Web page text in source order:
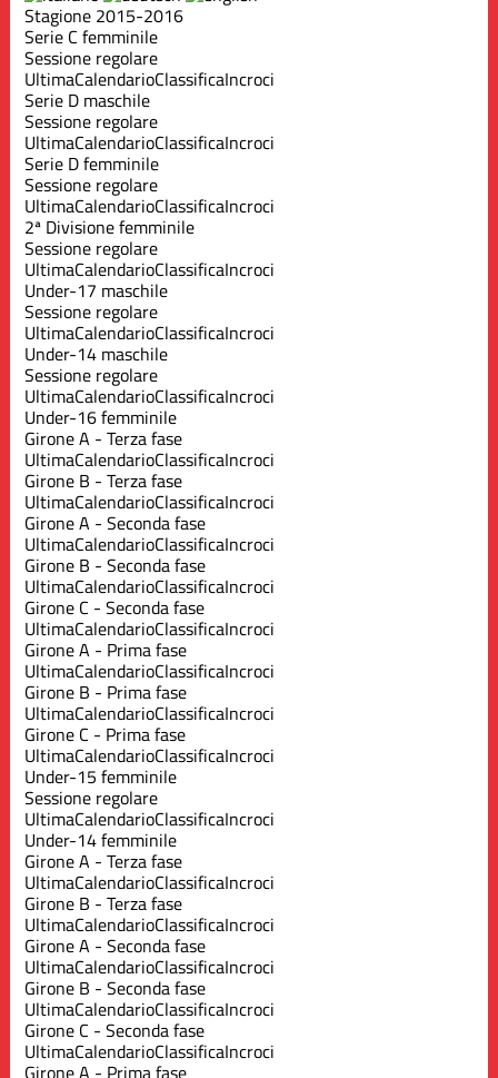
Stagione 2015-2016
Serie C femminile
Sessione regolare
UltimaCalendarioClassificaIncroci
Serie D maschile
Sessione regolare
UltimaCalendarioClassificaIncroci
Serie D femminile
Sessione regolare
UltimaCalendarioClassificaIncroci
2ª Divisione femminile
Sessione regolare
UltimaCalendarioClassificaIncroci
Under-17 maschile
Sessione regolare
UltimaCalendarioClassificaIncroci
Under-14 maschile
Sessione regolare
UltimaCalendarioClassificaIncroci
Under-16 femminile
Girone A - Terza fase
UltimaCalendarioClassificaIncroci
Girone B - Terza fase
UltimaCalendarioClassificaIncroci
Girone A - Seconda fase
UltimaCalendarioClassificaIncroci
Girone B - Seconda fase
UltimaCalendarioClassificaIncroci
Girone C - Seconda fase
UltimaCalendarioClassificaIncroci
Girone A - Prima fase
UltimaCalendarioClassificaIncroci
Girone B - Prima fase
UltimaCalendarioClassificaIncroci
Girone C - Prima fase
UltimaCalendarioClassificaIncroci
Under-15 femminile
Sessione regolare
UltimaCalendarioClassificaIncroci
Under-14 femminile
Girone A - Terza fase
UltimaCalendarioClassificaIncroci
Girone B - Terza fase
UltimaCalendarioClassificaIncroci
Girone A - Seconda fase
UltimaCalendarioClassificaIncroci
Girone B - Seconda fase
UltimaCalendarioClassificaIncroci
Girone C - Seconda fase
UltimaCalendarioClassificaIncroci
Girone A - Prima fase